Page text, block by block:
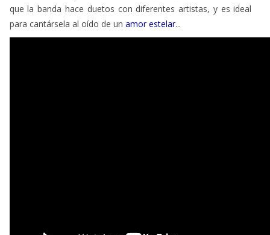
que la banda hace duetos con diferentes artistas, y es ideal
para cantársela al oído de un amor estelar...